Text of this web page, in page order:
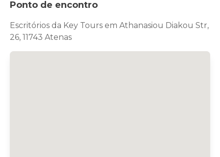
Ponto de encontro
Escritórios da Key Tours em Athanasiou Diakou Str,
26, 11743 Atenas